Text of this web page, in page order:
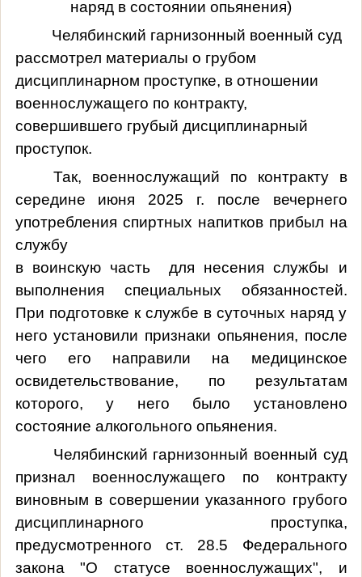
наряд в состоянии опьянения)
Челябинский гарнизонный военный суд
рассмотрел материалы о грубом
дисциплинарном проступке, в отношении
военнослужащего по контракту,
совершившего грубый дисциплинарный
проступок.
Так, военнослужащий по контракту в
середине июня 2025 г. после вечернего
употребления спиртных напитков прибыл на
службу
в воинскую часть для несения службы и
выполнения специальных обязанностей.
При подготовке к службе в суточных наряд у
него установили признаки опьянения, после
чего его направили на медицинское
освидетельствование, по результатам
которого, у него было установлено
состояние алкогольного опьянения.
Челябинский гарнизонный военный суд
признал военнослужащего по контракту
виновным в совершении указанного грубого
дисциплинарного проступка,
предусмотренного ст. 28.5 Федерального
закона "О статусе военнослужащих", и